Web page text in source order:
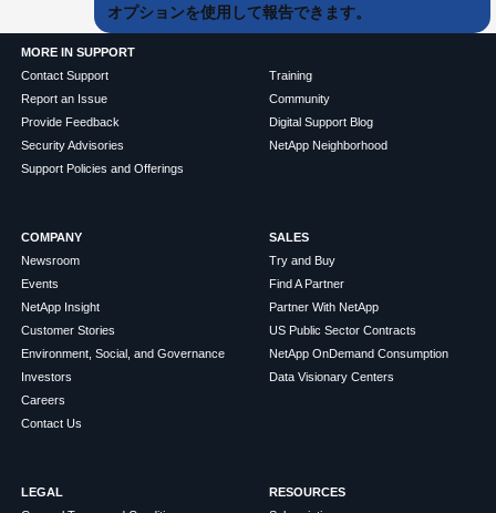
オプションを使用して報告できます。
MORE IN SUPPORT
Contact Support
Report an Issue
Provide Feedback
Security Advisories
Support Policies and Offerings
Training
Community
Digital Support Blog
NetApp Neighborhood
COMPANY
Newsroom
Events
NetApp Insight
Customer Stories
Environment, Social, and Governance
Investors
Careers
Contact Us
SALES
Try and Buy
Find A Partner
Partner With NetApp
US Public Sector Contracts
NetApp OnDemand Consumption
Data Visionary Centers
LEGAL
RESOURCES